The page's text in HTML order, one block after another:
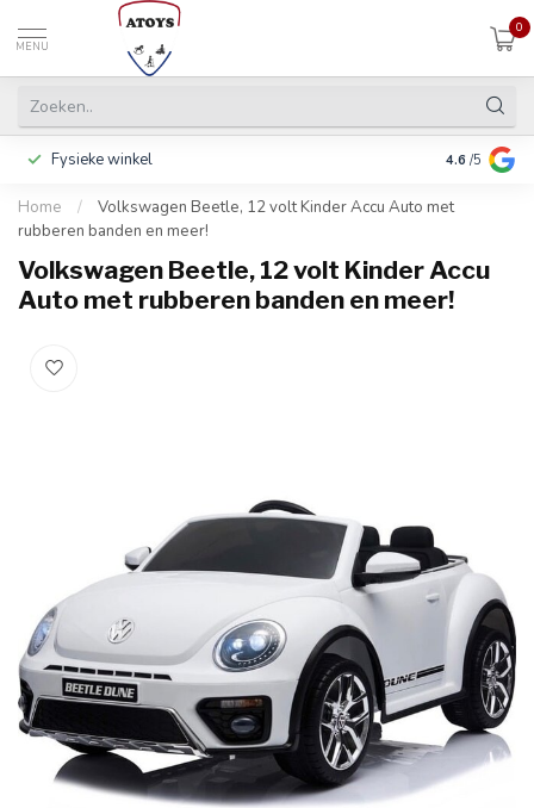
MENU
0
Fysieke winkel Betalen in
4.6 /5
Home /
Volkswagen Beetle, 12 volt Kinder Accu Auto met
rubberen banden en meer!
Volkswagen Beetle, 12 volt Kinder Accu
Auto met rubberen banden en meer!